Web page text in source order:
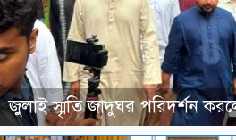
জুলাই স্মৃতি জাদুঘর পরিদর্শন